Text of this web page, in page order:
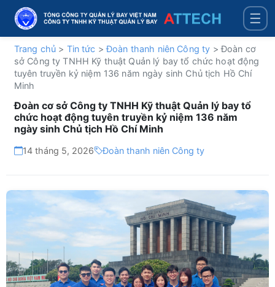
☰
Trang chủ > Tin tức > Đoàn thanh niên Công ty >Đoàn cơ
sở Công ty TNHH Kỹ thuật Quản lý bay tổ chức hoạt động
tuyên truyền kỷ niệm 136 năm ngày sinh Chủ tịch Hồ Chí
Minh
Đoàn cơ sở Công ty TNHH Kỹ thuật Quản lý bay tổ
chức hoạt động tuyên truyền kỷ niệm 136 năm
ngày sinh Chủ tịch Hồ Chí Minh
14 tháng 5, 2026 Đoàn thanh niên Công ty